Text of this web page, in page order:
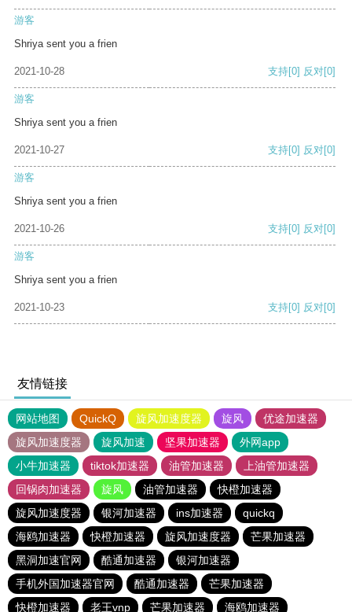
游客
Shriya sent you a frien
2021-10-28 支持[0] 反对[0]
游客
Shriya sent you a frien
2021-10-27 支持[0] 反对[0]
游客
Shriya sent you a frien
2021-10-26 支持[0] 反对[0]
游客
Shriya sent you a frien
2021-10-23 支持[0] 反对[0]
友情链接
网站地图 QuickQ 旋风加速度器 旋风
优途加速器
旋风加速度器
旋风加速 坚果加速器
外网app
小牛加速器
tiktok加速器 油管加速器
上油管加速器
回锅肉加速器
旋风 油管加速器
快橙加速器
旋风加速度器
银河加速器 ins加速器
quickq
海鸥加速器
快橙加速器 旋风加速度器
芒果加速器
黑洞加速官网
酷通加速器
银河加速器
手机外国加速器官网
酷通加速器
芒果加速器
快橙加速器
老王vnp 芒果加速器 海鸥加速器